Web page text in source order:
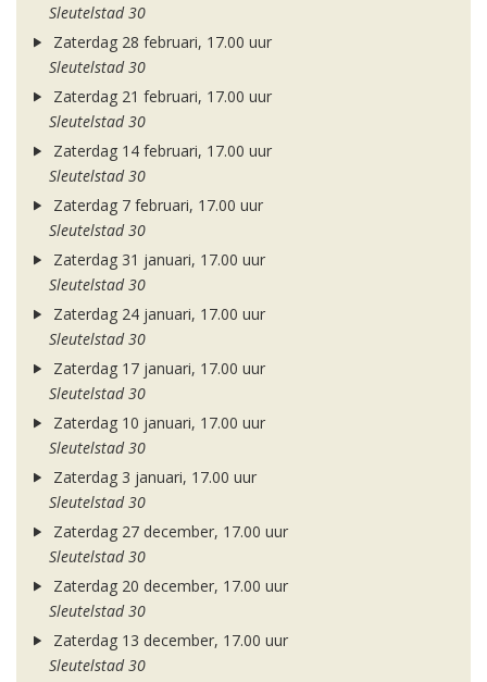
Sleutelstad 30
Zaterdag 28 februari, 17.00 uur
Sleutelstad 30
Zaterdag 21 februari, 17.00 uur
Sleutelstad 30
Zaterdag 14 februari, 17.00 uur
Sleutelstad 30
Zaterdag 7 februari, 17.00 uur
Sleutelstad 30
Zaterdag 31 januari, 17.00 uur
Sleutelstad 30
Zaterdag 24 januari, 17.00 uur
Sleutelstad 30
Zaterdag 17 januari, 17.00 uur
Sleutelstad 30
Zaterdag 10 januari, 17.00 uur
Sleutelstad 30
Zaterdag 3 januari, 17.00 uur
Sleutelstad 30
Zaterdag 27 december, 17.00 uur
Sleutelstad 30
Zaterdag 20 december, 17.00 uur
Sleutelstad 30
Zaterdag 13 december, 17.00 uur
Sleutelstad 30